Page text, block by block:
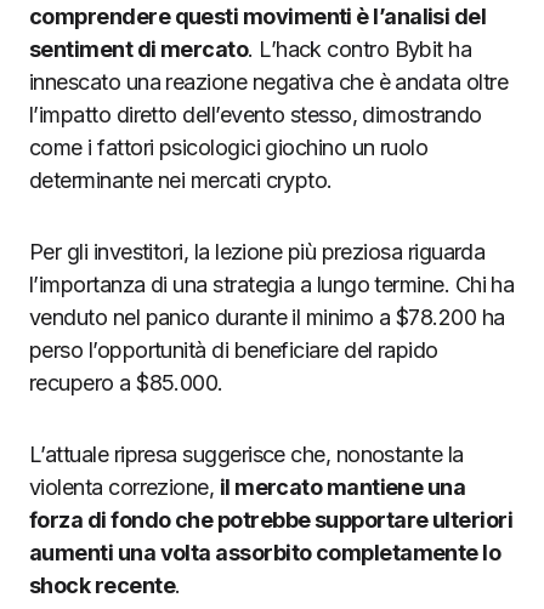
comprendere questi movimenti è l’analisi del
sentiment di mercato. L’hack contro Bybit ha
innescato una reazione negativa che è andata oltre
l’impatto diretto dell’evento stesso, dimostrando
come i fattori psicologici giochino un ruolo
determinante nei mercati crypto.
Per gli investitori, la lezione più preziosa riguarda
l’importanza di una strategia a lungo termine. Chi ha
venduto nel panico durante il minimo a $78.200 ha
perso l’opportunità di beneficiare del rapido
recupero a $85.000.
L’attuale ripresa suggerisce che, nonostante la
violenta correzione, il mercato mantiene una
forza di fondo che potrebbe supportare ulteriori
aumenti una volta assorbito completamente lo
shock recente.